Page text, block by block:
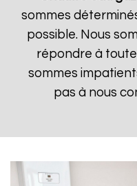
sommes
possible. Nous
répondre à
sommes
pas à nous